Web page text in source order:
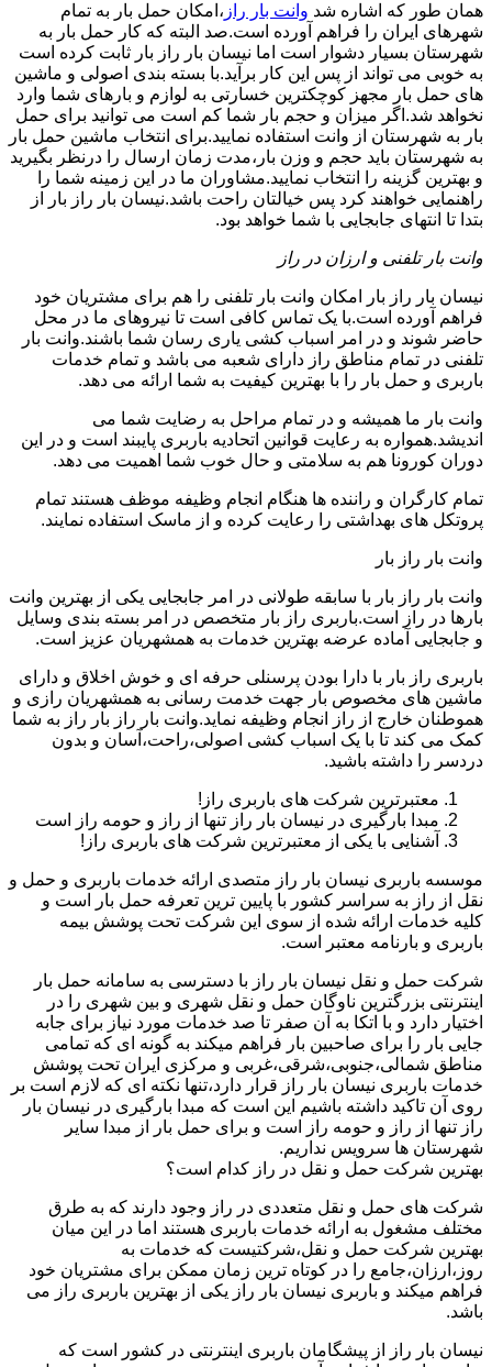
همان طور که اشاره شد وانت بار راز ،امکان حمل بار به تمام
شهرهای ایران را فراهم آورده است.صد البته که کار حمل بار به
شهرستان بسیار دشوار است اما نیسان بار راز بار ثابت کرده است
به خوبی می تواند از پس این کار برآید.با بسته بندی اصولی و ماشین
های حمل بار مجهز کوچکترین خسارتی به لوازم و بارهای شما وارد
نخواهد شد.اگر میزان و حجم بار شما کم است می توانید برای حمل
بار به شهرستان از وانت استفاده نمایید.برای انتخاب ماشین حمل بار
به شهرستان باید حجم و وزن بار،مدت زمان ارسال را درنظر بگیرید
و بهترین گزینه را انتخاب نمایید.مشاوران ما در این زمینه شما را
راهنمایی خواهند کرد پس خیالتان راحت باشد.نیسان بار راز بار از
بتدا تا انتهای جابجایی با شما خواهد بود.
وانت بار تلفنی و ارزان در راز
نیسان بار راز بار امکان وانت بار تلفنی را هم برای مشتریان خود
فراهم آورده است.با یک تماس کافی است تا نیروهای ما در محل
حاضر شوند و در امر اسباب کشی یاری رسان شما باشند.وانت بار
تلفنی در تمام مناطق راز دارای شعبه می باشد و تمام خدمات
باربری و حمل بار را با بهترین کیفیت به شما ارائه می دهد.
وانت بار ما همیشه و در تمام مراحل به رضایت شما می
اندیشد.همواره به رعایت قوانین اتحادیه باربری پایبند است و در این
دوران کورونا هم به سلامتی و حال خوب شما اهمیت می دهد.
تمام کارگران و راننده ها هنگام انجام وظیفه موظف هستند تمام
پروتکل های بهداشتی را رعایت کرده و از ماسک استفاده نمایند.
وانت بار راز بار
وانت بار راز بار با سابقه طولانی در امر جابجایی یکی از بهترین وانت
بارها در راز است.باربری راز بار متخصص در امر بسته بندی وسایل
و جابجایی آماده عرضه بهترین خدمات به همشهریان عزیز است.
باربری راز بار با دارا بودن پرسنلی حرفه ای و خوش اخلاق و دارای
ماشین های مخصوص بار جهت خدمت رسانی به همشهریان رازی و
هموطنان خارج از راز انجام وظیفه نماید.وانت بار راز بار راز به شما
کمک می کند تا با یک اسباب کشی اصولی،راحت،آسان و بدون
دردسر را داشته باشید.
معتبرترین شرکت های باربری راز!
مبدا بارگیری در نیسان بار راز تنها از راز و حومه راز است
آشنایی با یکی از معتبرترین شرکت های باربری راز!
موسسه باربری نیسان بار راز متصدی ارائه خدمات باربری و حمل و
نقل از راز به سراسر کشور با پایین ترین تعرفه حمل بار است و
کلیه خدمات ارائه شده از سوی این شرکت تحت پوشش بیمه
باربری و بارنامه معتبر است.
شرکت حمل و نقل نیسان بار راز با دسترسی به سامانه حمل بار
اینترنتی بزرگترین ناوگان حمل و نقل شهری و بین شهری را در
اختیار دارد و با اتکا به آن صفر تا صد خدمات مورد نیاز برای جابه
جایی بار را برای صاحبین بار فراهم میکند به گونه ای که تمامی
مناطق شمالی،جنوبی،شرقی،غربی و مرکزی ایران تحت پوشش
خدمات باربری نیسان بار راز قرار دارد،تنها نکته ای که لازم است بر
روی آن تاکید داشته باشیم این است که مبدا بارگیری در نیسان بار
راز تنها از راز و حومه راز است و برای حمل بار از مبدا سایر
شهرستان ها سرویس نداریم.
بهترین شرکت حمل و نقل در راز کدام است؟
شرکت های حمل و نقل متعددی در راز وجود دارند که به طرق
مختلف مشغول به ارائه خدمات باربری هستند اما در این میان
بهترین شرکت حمل و نقل،شرکتیست که خدمات به
روز،ارزان،جامع را در کوتاه ترین زمان ممکن برای مشتریان خود
فراهم میکند و باربری نیسان بار راز یکی از بهترین باربری راز می
باشد.
نیسان بار راز از پیشگامان باربری اینترنتی در کشور است که